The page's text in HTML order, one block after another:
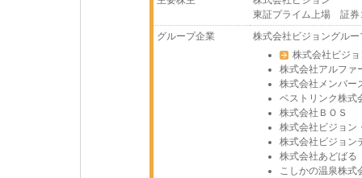
東証プライム上場 証券
グループ企業
株式会社ビジョングルー
株式会社ビジ
株式会社アルファ
株式会社メンバー
ベストリンク株式
株式会社ＢＯＳ
株式会社ビジョン
株式会社ビジョン
株式会社あどばる
こしかの温泉株式